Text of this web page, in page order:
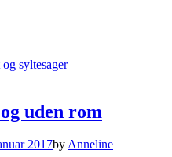
syltesager
uden rom
2017byAnneline